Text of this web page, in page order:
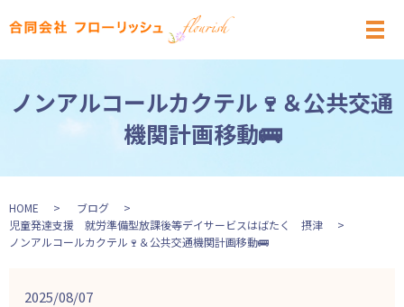
メ
ノンアルコールカクテル🍷＆公共交通
機関計画移動🚌
HOME
ブログ
児童発達支援 就労準備型放課後等デイサービスはばたく 摂津
ノンアルコールカクテル🍷＆公共交通機関計画移動🚌
2025/08/07